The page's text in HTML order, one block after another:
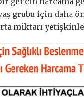
grubu için daha
miktarı